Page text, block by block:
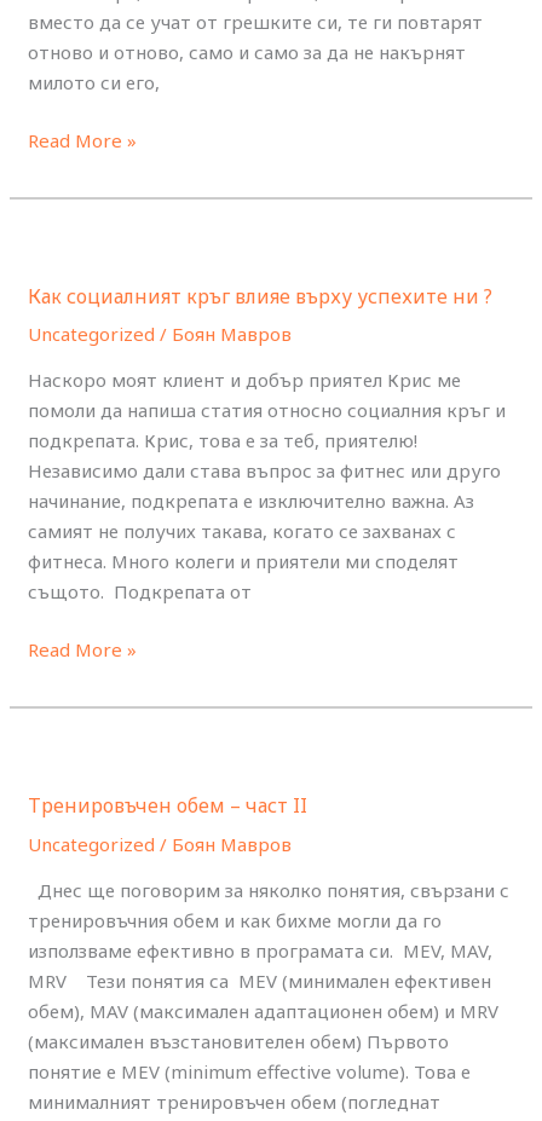
вместо да се учат от грешките си, те ги повтарят
отново и отново, само и само за да не накърнят
милото си его,
Read More »
Как социалният кръг влияе върху успехите ни ?
Uncategorized / Боян Мавров
Наскоро моят клиент и добър приятел Крис ме
помоли да напиша статия относно социалния кръг и
подкрепата. Крис, това е за теб, приятелю!
Независимо дали става въпрос за фитнес или друго
начинание, подкрепата е изключително важна. Аз
самият не получих такава, когато се захванах с
фитнеса. Много колеги и приятели ми споделят
същото. Подкрепата от
кръг
влияе
успехите
ни
?
Read More »
Тренировъчен обем – част II
Uncategorized / Боян Мавров
Днес ще поговорим за няколко понятия, свързани с
тренировъчния обем и как бихме могли да го
използваме ефективно в програмата си. MEV, MAV,
MRV Тези понятия са MEV (минимален ефективен
обем), MAV (максимален адаптационен обем) и MRV
(максимален възстановителен обем) Първото
понятие е MEV (minimum effective volume). Това е
минималният тренировъчен обем (погледнат
–
част